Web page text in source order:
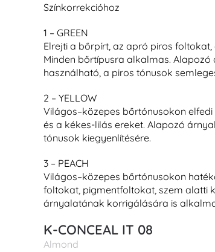
Színkorrekcióhoz
1 – GREEN
Elrejti a bőrpírt, az apró piros foltokat
Minden bőrtípusra alkalmas.
használható, a piros tónusok
2 – YELLOW
Világos–közepes bőrtónusokon
és a kékes-lilás ereket. Alapozó
tónusok kiegyenlítésére.
3 – PEACH
Világos–közepes bőrtónusokon
foltokat , pigmentfoltokat , szem alatti
árnyalatának korrigálására is
K-CONCEAL IT 08
Almond